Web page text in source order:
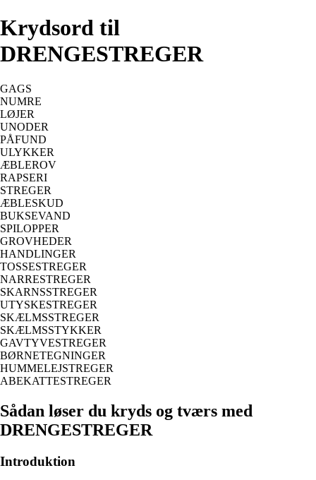
Krydsord til
DRENGESTREGER
GAGS
NUMRE
LØJER
UNODER
PÅFUND
ULYKKER
ÆBLEROV
RAPSERI
STREGER
ÆBLESKUD
BUKSEVAND
SPILOPPER
GROVHEDER
HANDLINGER
TOSSESTREGER
NARRESTREGER
SKARNSSTREGER
UTYSKESTREGER
SKÆLMSSTREGER
SKÆLMSSTYKKER
GAVTYVESTREGER
BØRNETEGNINGER
HUMMELEJSTREGER
ABEKATTESTREGER
Sådan løser du kryds og tværs med
DRENGESTREGER
Introduktion